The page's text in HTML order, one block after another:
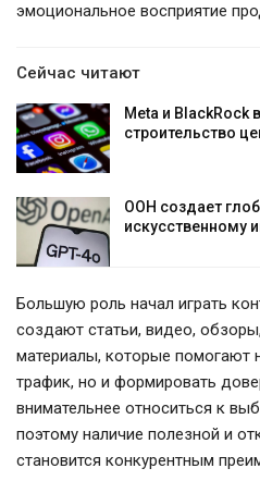
эмоциональное восприятие
Сейчас читают
Meta и
строительство
ООН создает
искусственному
Большую роль начал играть
создают статьи, видео,
материалы, которые помогают
трафик, но и формировать
внимательнее относиться к
поэтому наличие полезной и
становится конкурентным